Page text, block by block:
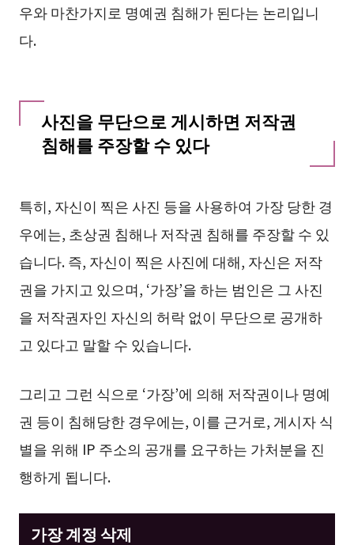
우와 마찬가지로 명예권 침해가 된다는 논리입니
다.
사진을 무단으로 게시하면 저작권
침해를 주장할 수 있다
특히, 자신이 찍은 사진 등을 사용하여 가장 당한 경
우에는, 초상권 침해나 저작권 침해를 주장할 수 있
습니다. 즉, 자신이 찍은 사진에 대해, 자신은 저작
권을 가지고 있으며, ‘가장’을 하는 범인은 그 사진
을 저작권자인 자신의 허락 없이 무단으로 공개하
고 있다고 말할 수 있습니다.
그리고 그런 식으로 ‘가장’에 의해 저작권이나 명예
권 등이 침해당한 경우에는, 이를 근거로, 게시자 식
별을 위해 IP 주소의 공개를 요구하는 가처분을 진
행하게 됩니다.
가장 계정 삭제